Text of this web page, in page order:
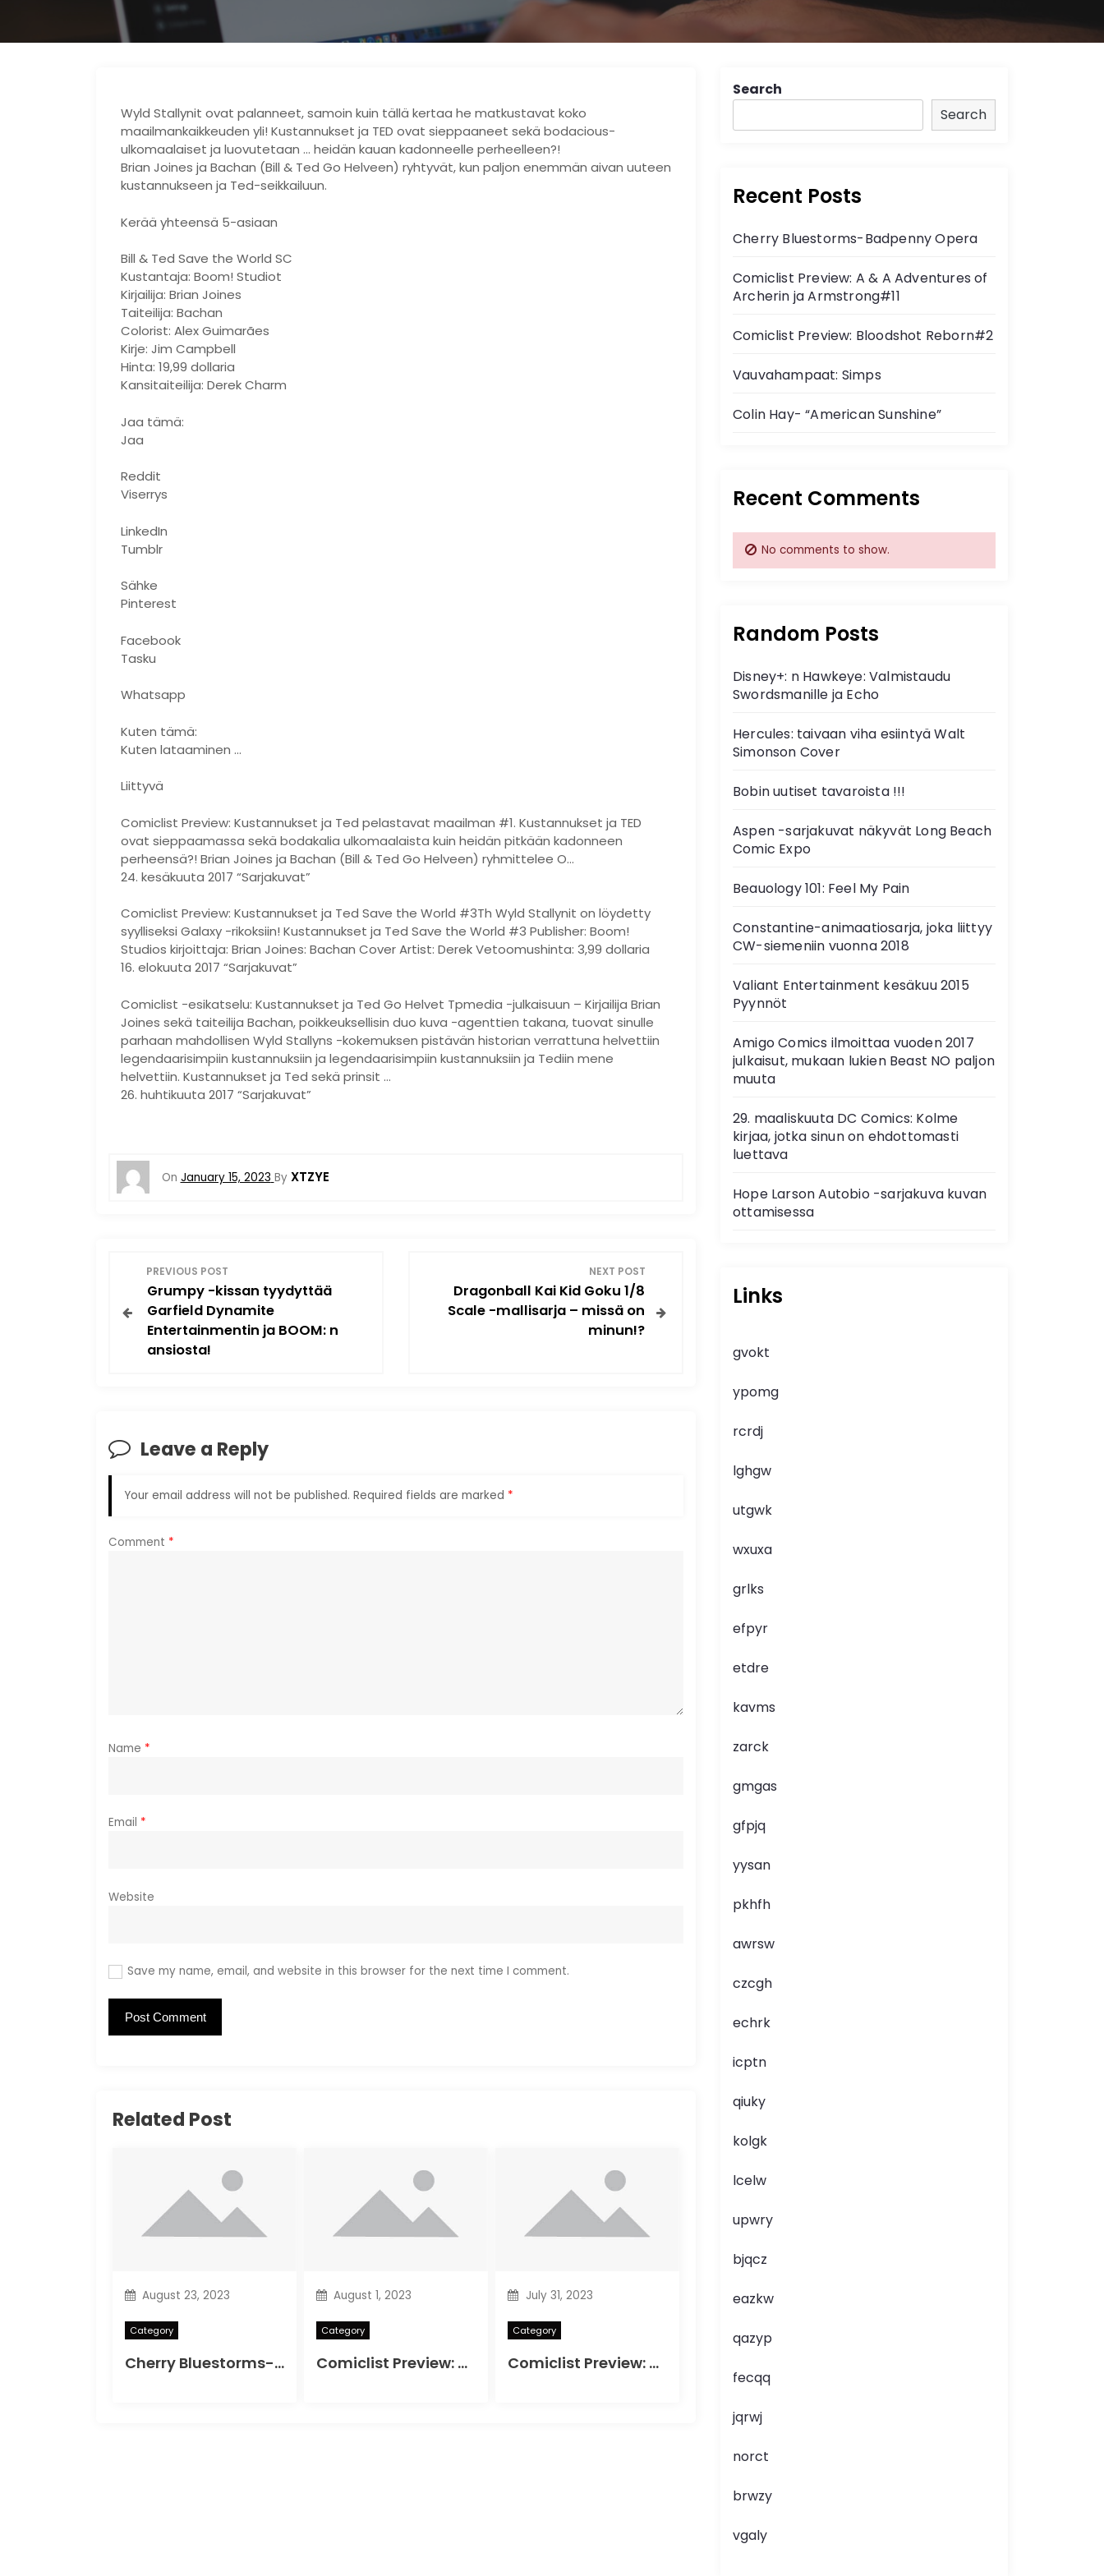
Wyld Stallynit ovat palanneet, samoin kuin tällä kertaa he matkustavat koko
maailmankaikkeuden yli! Kustannukset ja TED ovat sieppaaneet sekä bodacious-
ulkomaalaiset ja luovutetaan … heidän kauan kadonneelle perheelleen?!
Brian Joines ja Bachan (Bill & Ted Go Helveen) ryhtyvät, kun paljon enemmän aivan uuteen
kustannukseen ja Ted-seikkailuun.
Kerää yhteensä 5-asiaan
Bill & Ted Save the World SC
Kustantaja: Boom! Studiot
Kirjailija: Brian Joines
Taiteilija: Bachan
Colorist: Alex Guimarães
Kirje: Jim Campbell
Hinta: 19,99 dollaria
Kansitaiteilija: Derek Charm
Jaa tämä:
Jaa
Reddit
Viserrys
LinkedIn
Tumblr
Sähke
Pinterest
Facebook
Tasku
Whatsapp
Kuten tämä:
Kuten lataaminen …
Liittyvä
Comiclist Preview: Kustannukset ja Ted pelastavat maailman #1. Kustannukset ja TED
ovat sieppaamassa sekä bodakalia ulkomaalaista kuin heidän pitkään kadonneen
perheensä?! Brian Joines ja Bachan (Bill & Ted Go Helveen) ryhmittelee O…
24. kesäkuuta 2017 “Sarjakuvat”
Comiclist Preview: Kustannukset ja Ted Save the World #3Th Wyld Stallynit on löydetty
syylliseksi Galaxy -rikoksiin! Kustannukset ja Ted Save the World #3 Publisher: Boom!
Studios kirjoittaja: Brian Joines: Bachan Cover Artist: Derek Vetoomushinta: 3,99 dollaria
16. elokuuta 2017 “Sarjakuvat”
Comiclist -esikatselu: Kustannukset ja Ted Go Helvet Tpmedia -julkaisuun – Kirjailija Brian
Joines sekä taiteilija Bachan, poikkeuksellisin duo kuva -agenttien takana, tuovat sinulle
parhaan mahdollisen Wyld Stallyns -kokemuksen pistävän historian verrattuna helvettiin
legendaarisimpiin kustannuksiin ja legendaarisimpiin kustannuksiin ja Tediin mene
helvettiin. Kustannukset ja Ted sekä prinsit …
26. huhtikuuta 2017 “Sarjakuvat”
On January 15, 2023 By XTZYE
o
a
i
n
PREVIOUS POST
Grumpy -kissan tyydyttää
Garfield Dynamite
Entertainmentin ja BOOM: n
ansiosta!
NEXT POST
Dragonball Kai Kid Goku 1/8
Scale -mallisarja – missä on
minun!?
Leave a Reply
Your email address will not be published. Required fields are marked *
Comment *
Name *
Email *
Website
Save my name, email, and website in this browser for the next time I comment.
Related Post
August 23, 2023
Category
Cherry Bluestorms-Badpenny Opera
August 1, 2023
Category
Comiclist Preview: A & A Adventures of Archerin ja Armstrong#11
July 31, 2023
Category
Comiclist Preview: Bloodshot Reborn#2
Search
Search
Recent Posts
Cherry Bluestorms-Badpenny Opera
Comiclist Preview: A & A Adventures of
Archerin ja Armstrong#11
Comiclist Preview: Bloodshot Reborn#2
Vauvahampaat: Simps
Colin Hay- “American Sunshine”
Recent Comments
No comments to show.
Random Posts
Disney+: n Hawkeye: Valmistaudu
Swordsmanille ja Echo
Hercules: taivaan viha esiintyä Walt
Simonson Cover
Bobin uutiset tavaroista !!!
Aspen -sarjakuvat näkyvät Long Beach
Comic Expo
Beauology 101: Feel My Pain
Constantine-animaatiosarja, joka liittyy
CW-siemeniin vuonna 2018
Valiant Entertainment kesäkuu 2015
Pyynnöt
Amigo Comics ilmoittaa vuoden 2017
julkaisut, mukaan lukien Beast NO paljon
muuta
29. maaliskuuta DC Comics: Kolme
kirjaa, jotka sinun on ehdottomasti
luettava
Hope Larson Autobio -sarjakuva kuvan
ottamisessa
Links
gvokt
ypomg
rcrdj
lghgw
utgwk
wxuxa
grlks
efpyr
etdre
kavms
zarck
gmgas
gfpjq
yysan
pkhfh
awrsw
czcgh
echrk
icptn
qiuky
kolgk
lcelw
upwry
bjqcz
eazkw
qazyp
fecqq
jqrwj
norct
brwzy
vgaly